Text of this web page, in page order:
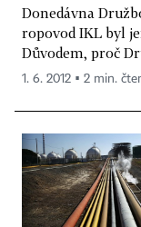
Donedávna
ropovod IKL byl
Důvodem, proč
1. 6. 2012 ▪ 2 min.